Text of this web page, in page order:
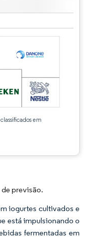
em
previsão.
iogurtes cultivados e
está impulsionando o
fermentadas em